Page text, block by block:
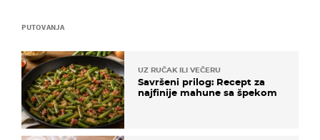
PUTOVANJA
UZ RUČAK ILI VEČERU
Savršeni prilog: Recept za
najfinije mahune sa špekom